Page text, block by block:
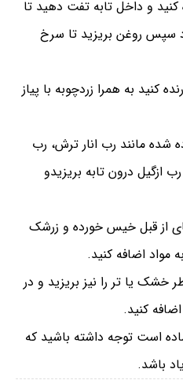
کنید و داخل تابه تفت دهید تا
سپس روغن بریزید تا سرخ
کنید به همرا زردچوبه با پیاز
شده مانند رب انار ترش، رب
ازگیل درون تابه بریزیدو
از قبل خیس خورده و زرشک
مواد اضافه کنید.
خشک یا تر را نیز بریزید و در
کنید.
است توجه داشته باشید که
باشد.⁣